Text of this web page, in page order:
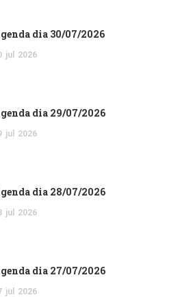
dia 30/07/2026
jul 2026
dia 29/07/2026
jul 2026
dia 28/07/2026
jul 2026
dia 27/07/2026
jul 2026